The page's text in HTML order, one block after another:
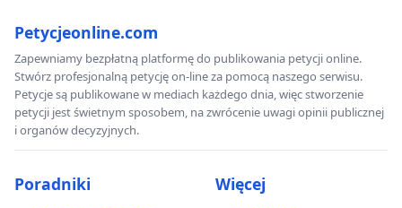
Petycjeonline.com
Zapewniamy bezpłatną platformę do publikowania petycji online.
Stwórz profesjonalną petycję on-line za pomocą naszego serwisu.
Petycje są publikowane w mediach każdego dnia, więc stworzenie
petycji jest świetnym sposobem, na zwrócenie uwagi opinii publicznej
i organów decyzyjnych.
Poradniki Więcej